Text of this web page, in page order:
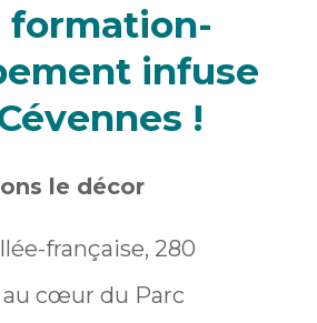
formation-
infuse
!
le décor
française, 280
cœur du Parc